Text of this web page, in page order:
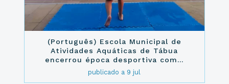
(Português) Escola Municipal de
Atividades Aquáticas de Tábua
encerrou época desportiva com...
publicado a 9 jul